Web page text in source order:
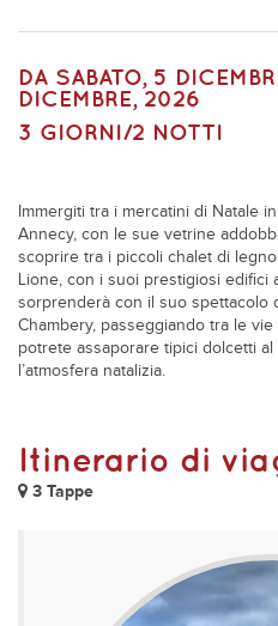
DA SABATO, 5
DICEMBRE, 2026
3 GIORNI/2 NOTTI
Immergiti tra i mercatini di Natale
Annecy, con le sue vetrine
scoprire tra i piccoli chalet di
Lione, con i suoi prestigiosi edifici
sorprenderà con il suo spettacolo
Chambery, passeggiando tra le
potrete assaporare tipici dolcetti
l’atmosfera natalizia.
Itinerario di
3 Tappe